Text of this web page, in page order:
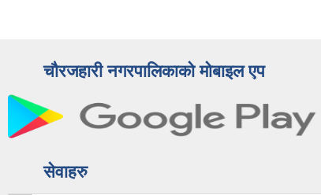
चौरजहारी नगरपालिकाको मोबाइल एप
सेवाहरु